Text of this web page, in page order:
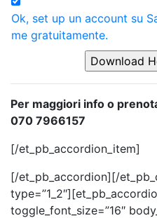
Ok, set up un account su
me gratuitamente.
Per maggiori info o
070 7966157
[/et_pb_accordion_item]
[/et_pb_accordion][/
toggle_font_size=”16″